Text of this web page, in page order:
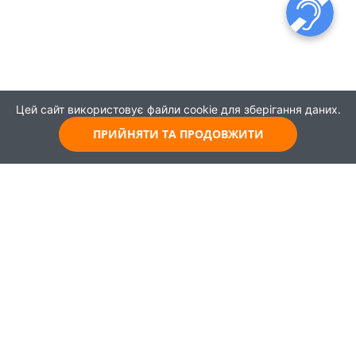
Цей сайт використовує файли cookie для зберігання даних.
ПРИЙНЯТИ ТА ПРОДОВЖИТИ